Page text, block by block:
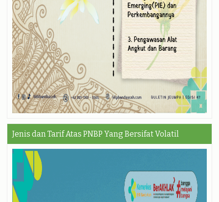
Jenis dan Tarif Atas PNBP Yang Bersifat Volatil